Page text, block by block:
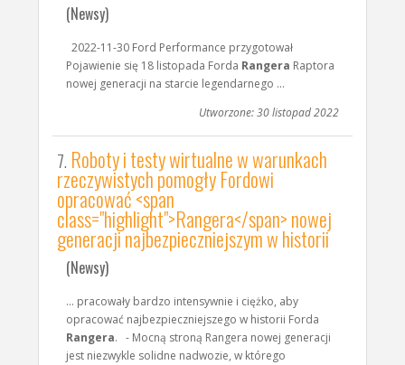
(Newsy)
2022-11-30 Ford Performance przygotował
Pojawienie się 18 listopada Forda Rangera Raptora
nowej generacji na starcie legendarnego ...
Utworzone: 30 listopad 2022
7. Roboty i testy wirtualne w warunkach
rzeczywistych pomogły Fordowi
opracować <span
class="highlight">Rangera</span> nowej
generacji najbezpieczniejszym w historii
(Newsy)
... pracowały bardzo intensywnie i ciężko, aby
opracować najbezpieczniejszego w historii Forda
Rangera. - Mocną stroną Rangera nowej generacji
jest niezwykle solidne nadwozie, w którego